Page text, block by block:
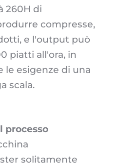
260H di
compresse,
e l'output può
piatti all'ora, in
le esigenze di una
scala.
processo
solitamente